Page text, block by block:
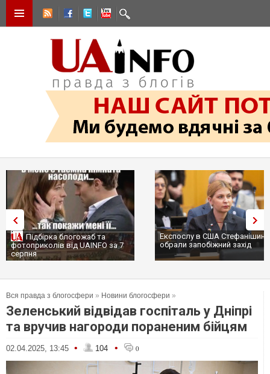
Підбірка блогожаб та
фотоприколів від UAINFO за 7
серпня
Експослу в США
обрали запобіжний захід
Вся правда з блогосфери » Новини блогосфери »
Зеленський відвідав госпіталь у Дніпрі
та вручив нагороди пораненим бійцям
02.04.2025, 13:45 • 104 • 0